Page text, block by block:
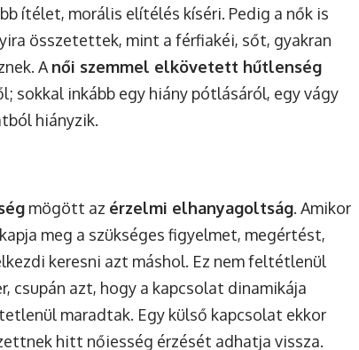
ítélet, morális elítélés kíséri. Pedig a nők is
összetettek, mint a férfiakéi, sőt, gyakran
A női szemmel elkövetett hűtlenség
sokkal inkább egy hiány pótlásáról, egy vágy
hiányzik.
mögött az érzelmi elhanyagoltság. Amikor
meg a szükséges figyelmet, megértést,
keresni azt máshol. Ez nem feltétlenül
csupán azt, hogy a kapcsolat dinamikája
maradtak. Egy külső kapcsolat ekkor
hitt nőiesség érzését adhatja vissza.